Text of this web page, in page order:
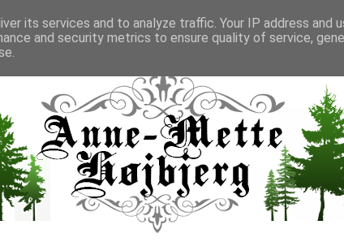
___ _. __ __ _ ___
its services and to analyze traffic. Your IP address and
and security metrics to ensure quality of service,